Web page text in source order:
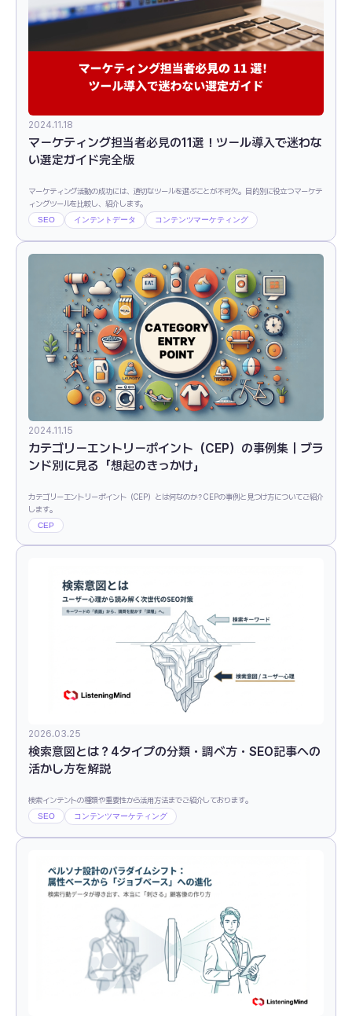
2024.11.18
マーケティング担当者必見の11選！ツール導入で迷わな
い選定ガイド完全版
マーケティング活動の成功には、適切なツールを選ぶことが不可欠。目的別に役立つマーケテ
ィングツールを比較し、紹介します。
SEO インテントデータ コンテンツマーケティング
2024.11.15
カテゴリーエントリーポイント（CEP）の事例集｜ブラ
ンド別に見る「想起のきっかけ」
カテゴリーエントリーポイント（CEP）とは何なのか？CEPの事例と見つけ方についてご紹介
します。
CEP
2026.03.25
検索意図とは？4タイプの分類・調べ方・SEO記事への
活かし方を解説
検索インテントの種類や重要性から活用方法までご紹介しております。
SEO コンテンツマーケティング